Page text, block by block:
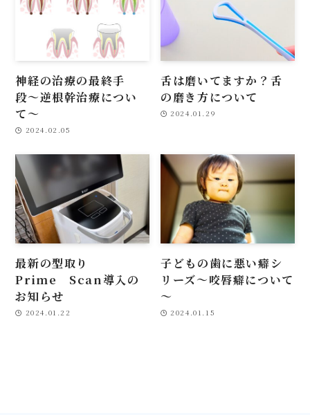
神経の治療の最終手
段〜逆根幹治療につい
て〜
2024.02.05
舌は磨いてますか？舌
の磨き方について
2024.01.29
最新の型取り
Prime Scan導入の
お知らせ
2024.01.22
子どもの歯に悪い癖シ
リーズ～咬唇癖について
～
2024.01.15